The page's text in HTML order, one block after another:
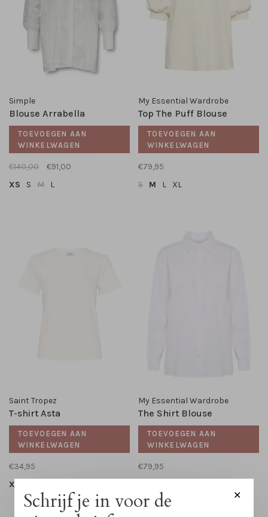
Simple
Blouse Arrabella
TOEVOEGEN AAN
WINKELWAGEN
€140,00
€91,00
XS
S M L
My Essential Wardrobe
Top The Puff Blouse
TOEVOEGEN AAN
WINKELWAGEN
€79,95
S
M L XL
Saint Tropez
T-shirt Asta
TOEVOEGEN AAN
WINKELWAGEN
€34,95
XS
My Essential Wardrobe
The Shirt Blouse
TOEVOEGEN AAN
WINKELWAGEN
€79,95
✕
Schrijf je in voor de